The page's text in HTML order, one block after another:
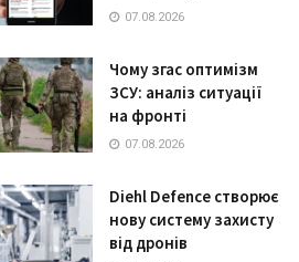
07.08.2026
Чому згас оптимізм
ЗСУ: аналіз ситуації
на фронті
07.08.2026
Diehl Defence створює
нову систему захисту
від дронів